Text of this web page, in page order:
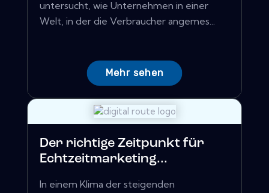
untersucht, wie Unternehmen in einer
Welt, in der die Verbraucher angemes...
Mehr sehen
Der richtige Zeitpunkt für
Echtzeitmarketing...
In einem Klima der steigenden